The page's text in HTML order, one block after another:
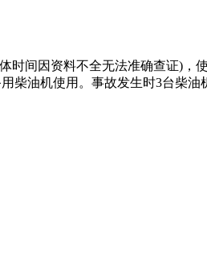
时间因资料不全无法准确查证)，
油机使用。事故发生时3台柴油